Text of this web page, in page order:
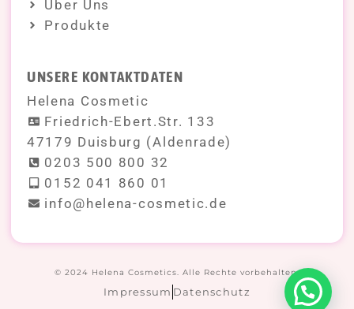
Über Uns
Produkte
UNSERE KONTAKTDATEN
Helena Cosmetic
Friedrich-Ebert.Str. 133
47179 Duisburg (Aldenrade)
0203 500 800 32
0152 041 860 01
info@helena-cosmetic.de
© 2024 Helena Cosmetics. Alle Rechte vorbehalten.
Impressum Datenschutz